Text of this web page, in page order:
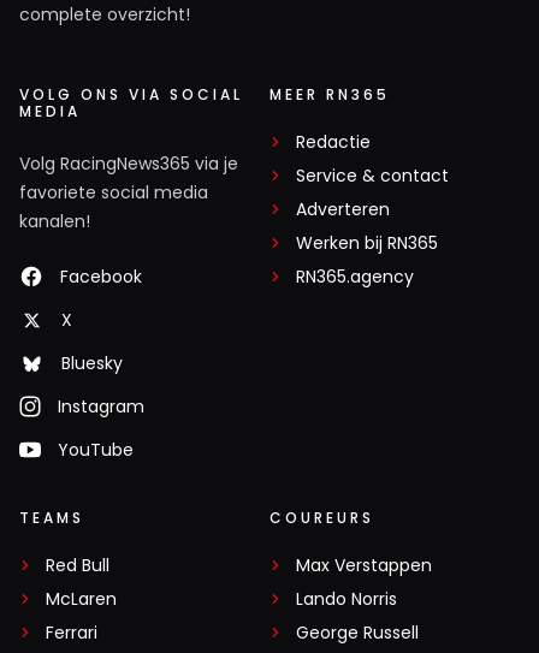
complete overzicht!
VOLG ONS VIA SOCIAL
MEDIA
Volg RacingNews365 via je
favoriete social media
kanalen!
Facebook
X
Bluesky
Instagram
YouTube
MEER RN365
Redactie
Service & contact
Adverteren
Werken bij RN365
RN365.agency
TEAMS
Red Bull
McLaren
Ferrari
COUREURS
Max Verstappen
Lando Norris
George Russell